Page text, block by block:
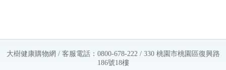
大樹健康購物網 / 客服電話：0800-678-222 / 330 桃園市桃園區復興路
186號18樓